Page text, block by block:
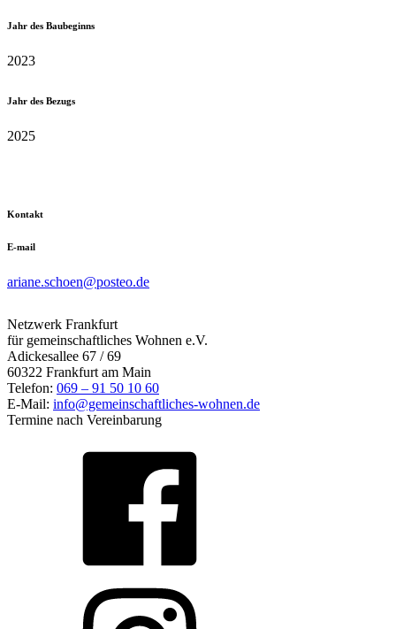
Jahr des Baubeginns
2023
Jahr des Bezugs
2025
Kontakt
E-mail
ariane.schoen@posteo.de
Netzwerk Frankfurt
für gemeinschaftliches Wohnen e.V.
Adickesallee 67 / 69
60322 Frankfurt am Main
Telefon: 069 – 91 50 10 60
E-Mail: info@gemeinschaftliches-wohnen.de
Termine nach Vereinbarung